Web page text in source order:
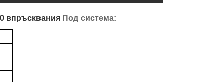
впръсквания Под система: